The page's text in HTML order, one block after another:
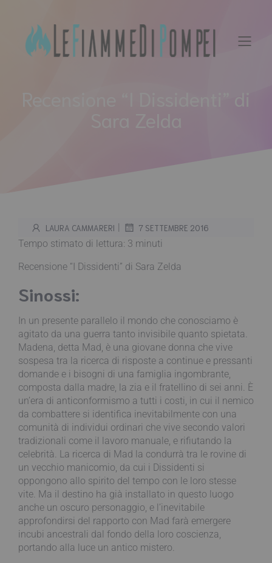
contenuto
LAURA CAMMARERI | 7 SETTEMBRE 2016
Tempo stimato di lettura: 3 minuti
Recensione “I Dissidenti” di Sara Zelda
Sinossi:
In un presente parallelo il mondo che conosciamo è
agitato da una guerra tanto invisibile quanto spietata.
Madena, detta Mad, è una giovane donna che vive
sospesa tra la ricerca di risposte a continue e pressanti
domande e i bisogni di una famiglia ingombrante,
composta dalla madre, la zia e il fratellino di sei anni. È
un’era di anticonformismo a tutti i costi, in cui il nemico
da combattere si identifica inevitabilmente con una
comunità di individui ordinari che vive secondo valori
tradizionali come il lavoro manuale, e rifiutando la
celebrità. La ricerca di Mad la condurrà tra le rovine di
un vecchio manicomio, da cui i Dissidenti si
oppongono allo spirito del tempo con le loro stesse
vite. Ma il destino ha già installato in questo luogo
anche un oscuro personaggio, e l’inevitabile
approfondirsi del rapporto con Mad farà emergere
incubi ancestrali dal fondo della loro coscienza,
portando alla luce un antico mistero.